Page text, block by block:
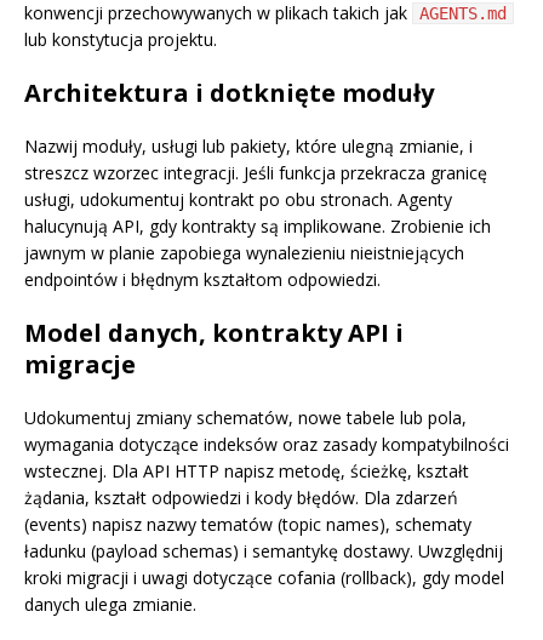
konwencji przechowywanych w plikach takich jak
AGENTS.md
lub konstytucja projektu.
Architektura i dotknięte moduły
Nazwij moduły, usługi lub pakiety, które ulegną zmianie, i
streszcz wzorzec integracji. Jeśli funkcja przekracza granicę
usługi, udokumentuj kontrakt po obu stronach. Agenty
halucynują API, gdy kontrakty są implikowane. Zrobienie ich
jawnym w planie zapobiega wynalezieniu nieistniejących
endpointów i błędnym kształtom odpowiedzi.
Model danych, kontrakty API i
migracje
Udokumentuj zmiany schematów, nowe tabele lub pola,
wymagania dotyczące indeksów oraz zasady kompatybilności
wstecznej. Dla API HTTP napisz metodę, ścieżkę, kształt
żądania, kształt odpowiedzi i kody błędów. Dla zdarzeń
(events) napisz nazwy tematów (topic names), schematy
ładunku (payload schemas) i semantykę dostawy. Uwzględnij
kroki migracji i uwagi dotyczące cofania (rollback), gdy model
danych ulega zmianie.